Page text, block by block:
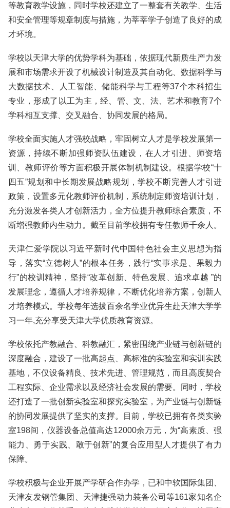
等教育教学设施，同时学校还建立了一整套有关教学、生活
和安全管理等规章制度与措施，为莘莘学子创造了良好的成
才环境。
学校以天津大学的优势学科为基础，依据现代新质生产力发
展和市场需求开设了机械设计制造及其自动化、数据科学与
大数据技术、人工智能、储能科学与工程等37个本科招生
专业，形成了以工为主，经、管、文、法、艺术和教育7个
学科相互支撑、交叉融合、协同发展的格局。
学校全面实施人才强校战略，牢固树立人才是学校发展第一
资源，持续不断加强师资队伍建设，在人才引进、师资培
训、教师评价等方面积极开展体制机制建设。根据学校“十
四五”规划和中长期发展战略规划，学校不断完善人才引进
政策，设置多元化教师评价机制，系统制定师资培训计划，
充分激发各类人才创新活力，全方位提升教师综合素质，不
断增强教师内生动力。截至目前学校拥有专任教师千余人。
天津仁爱学院以习近平新时代中国特色社会主义思想为指
导，落实“立德树人”的根本任务，践行“实事求是、果毅力
行”的校训精神，坚持“改革创新、特色发展、追求卓越 ”的
发展理念，遵循人才培养规律，不断优化培养方案，创新人
才培养模式。学校每年选拔百余名学业优异生赴天津大学学
习一年,充分享受天津大学优质教育资源。
学校依托产教融合、科教融汇，紧密围绕产业链与创新链的
深度融合，建设了一批高起点、高标准的实验室和实训实践
基地，不仅设备精良、技术先进、管理规范，而且高度契合
工程实际、企业需求以及经济社会发展的需要。同时，学校
还打造了一批创新实验室和探究实验室，为产业链与创新链
的协同发展提供了坚实的支撑。目前，学校已拥有各类实验
室198间，仪器设备总值高达12000余万元，为“高素质、强
能力、勇于实践、敢于创新”的复合应用型人才提供了有力
保障。
学校积极与企业开展产学研合作办学，已和中软国际集团、
天津友发钢管集团、天津捷强动力装备公司等161家知名企